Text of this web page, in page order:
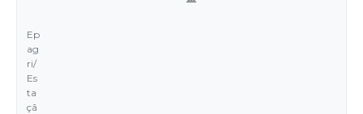
Ep
ag
ri/
Es
ta
çã